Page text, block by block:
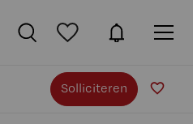
Solliciteren